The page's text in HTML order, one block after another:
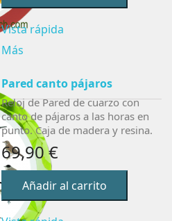
Vista rápida
Más
Pared canto pájaros
Reloj de Pared de cuarzo con
canto de pájaros a las horas en
punto. Caja de madera y resina.
69,90 €
Añadir al carrito